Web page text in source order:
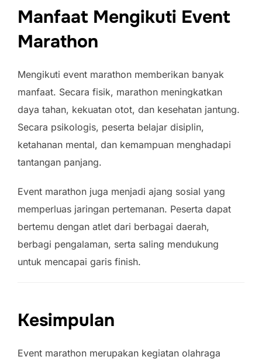
Manfaat Mengikuti Event
Marathon
Mengikuti event marathon memberikan banyak
manfaat. Secara fisik, marathon meningkatkan
daya tahan, kekuatan otot, dan kesehatan jantung.
Secara psikologis, peserta belajar disiplin,
ketahanan mental, dan kemampuan menghadapi
tantangan panjang.
Event marathon juga menjadi ajang sosial yang
memperluas jaringan pertemanan. Peserta dapat
bertemu dengan atlet dari berbagai daerah,
berbagi pengalaman, serta saling mendukung
untuk mencapai garis finish.
Kesimpulan
Event marathon merupakan kegiatan olahraga